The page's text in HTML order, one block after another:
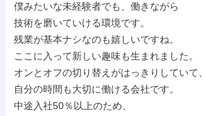
僕みたいな未経験者でも、働きながら
技術を磨いていける環境です。
残業が基本ナシなのも嬉しいですね。
ここに入って新しい趣味も生まれました。
オンとオフの切り替えがはっきりしていて、
自分の時間も大切に働ける会社です。
中途入社50％以上のため、